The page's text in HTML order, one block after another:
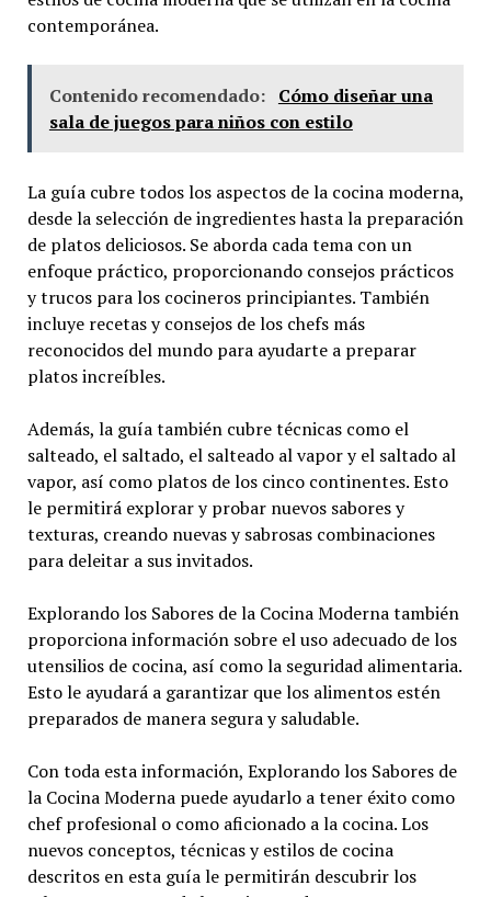
contemporánea.
Contenido recomendado: Cómo diseñar una
sala de juegos para niños con estilo
La guía cubre todos los aspectos de la cocina moderna,
desde la selección de ingredientes hasta la preparación
de platos deliciosos. Se aborda cada tema con un
enfoque práctico, proporcionando consejos prácticos
y trucos para los cocineros principiantes. También
incluye recetas y consejos de los chefs más
reconocidos del mundo para ayudarte a preparar
platos increíbles.
Además, la guía también cubre técnicas como el
salteado, el saltado, el salteado al vapor y el saltado al
vapor, así como platos de los cinco continentes. Esto
le permitirá explorar y probar nuevos sabores y
texturas, creando nuevas y sabrosas combinaciones
para deleitar a sus invitados.
Explorando los Sabores de la Cocina Moderna también
proporciona información sobre el uso adecuado de los
utensilios de cocina, así como la seguridad alimentaria.
Esto le ayudará a garantizar que los alimentos estén
preparados de manera segura y saludable.
Con toda esta información, Explorando los Sabores de
la Cocina Moderna puede ayudarlo a tener éxito como
chef profesional o como aficionado a la cocina. Los
nuevos conceptos, técnicas y estilos de cocina
descritos en esta guía le permitirán descubrir los